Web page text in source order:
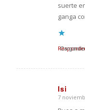
suerte
ganga
Isi
Dice:
7